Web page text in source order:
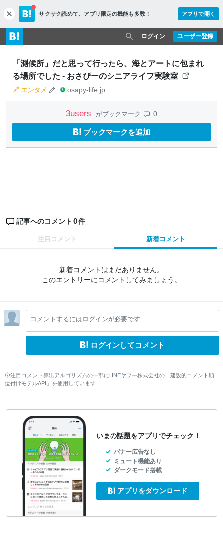
c
l
o
s
e
サクサク読めて、 アプリ限定の機能も多数！ アプリで開く
ユーザー登録
ログイン
「測候所」だと思って行ったら、海とアートに包まれ
る場所でした - おさぴーのシニアライフ実験室
エンタメ osapy-life.jp
3users がブックマーク 0
ブックマークを追加
記事へのコメント 0件
注目コメント 新着コメント
新着コメントはまだありません。
このエントリーにコメントしてみましょう。
コメントするにはログインが必要です
ログインしてコメント
注目コメント算出アルゴリズムの一部にLINEヤフー株式会社の「建設的コメント順
位付けモデルAPI」を使用しています
いまの話題をアプリでチェック！
バナー広告なし
ミュート機能あり
ダークモード搭載
アプリをダウンロード